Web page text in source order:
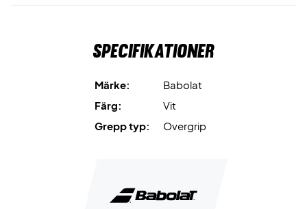
Specifikationer
Märke:
Babolat
Färg:
Vit
Grepp typ:
Overgrip